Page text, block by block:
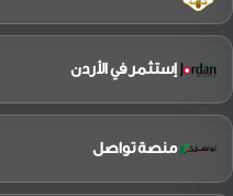
إستثمر في الأردن
منصة تواصل